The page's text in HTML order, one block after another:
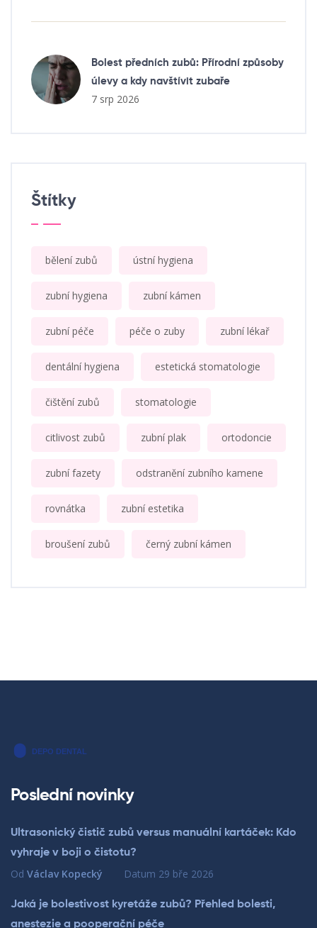
Bolest předních zubů: Přírodní způsoby
úlevy a kdy navštívit zubaře
7 srp 2026
Štítky
bělení zubů ústní hygiena
zubní hygiena zubní kámen
zubní péče péče o zuby zubní lékař
dentální hygiena estetická stomatologie
čištění zubů stomatologie
citlivost zubů zubní plak ortodoncie
zubní fazety odstranění zubního kamene
rovnátka zubní estetika
broušení zubů černý zubní kámen
Poslední novinky
Ultrasonický čistič zubů versus manuální kartáček: Kdo
vyhraje v boji o čistotu?
Od Václav Kopecký Datum 29 bře 2026
Jaká je bolestivost kyretáže zubů? Přehled bolesti,
anestezie a pooperační péče